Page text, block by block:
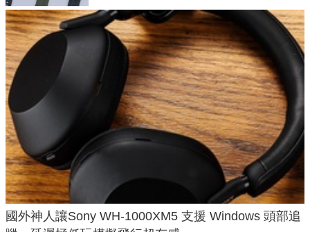
國外神人讓Sony WH-1000XM5 支援 Windows 頭部追